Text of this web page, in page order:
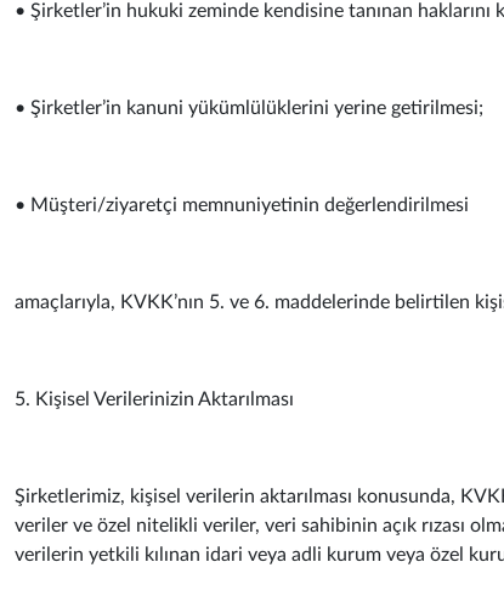
• Şirketler’in hukuki zeminde kendisine tanınan haklarını
• Şirketler’in kanuni yükümlülüklerini yerine getirilmesi;
• Müşteri/ziyaretçi memnuniyetinin değerlendirilmesi
amaçlarıyla, KVKK’nın 5. ve 6. maddelerinde belirtilen
5. Kişisel Verilerinizin Aktarılması
Şirketlerimiz, kişisel verilerin aktarılması konusunda,
veriler ve özel nitelikli veriler, veri sahibinin açık rızası
verilerin yetkili kılınan idari veya adli kurum veya özel